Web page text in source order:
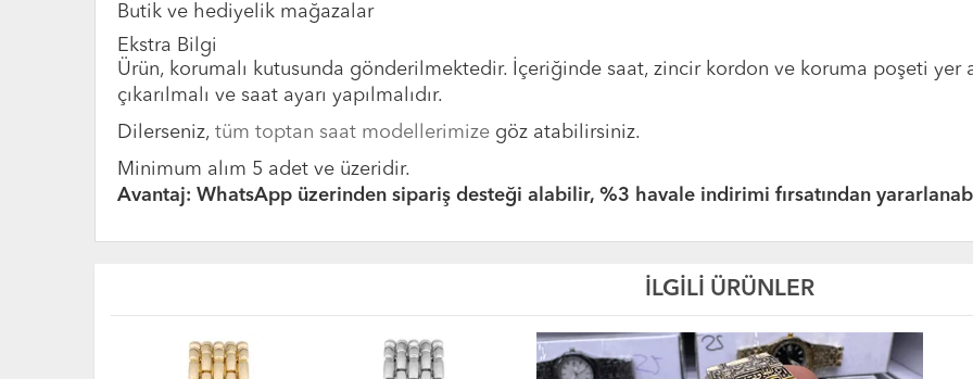
Butik ve hediyelik mağazalar
Ekstra Bilgi
Ürün, korumalı kutusunda gönderilmektedir. İçeriğinde saat, zincir kordon ve koruma poşeti yer
çıkarılmalı ve saat ayarı yapılmalıdır.
Dilerseniz, tüm toptan saat modellerimize göz atabilirsiniz.
Minimum alım 5 adet ve üzeridir.
Avantaj: WhatsApp üzerinden sipariş desteği alabilir, %3 havale indirimi fırsatından
İLGİLİ ÜRÜNLER